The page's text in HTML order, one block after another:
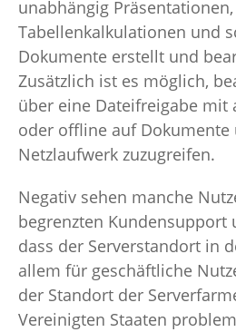
unabhängig Präsentationen,
Tabellenkalkulationen und
Dokumente erstellt und
Zusätzlich ist es möglich,
über eine Dateifreigabe mit
oder offline auf Dokumente
Netzlaufwerk zuzugreifen.
Negativ sehen manche
begrenzten Kundensupport
dass der Serverstandort in
allem für geschäftliche
der Standort der
Vereinigten Staaten